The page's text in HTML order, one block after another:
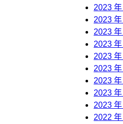
2023 年
2023 年
2023 年
2023 年
2023 年
2023 年
2023 年
2023 年
2023 年
2022 年